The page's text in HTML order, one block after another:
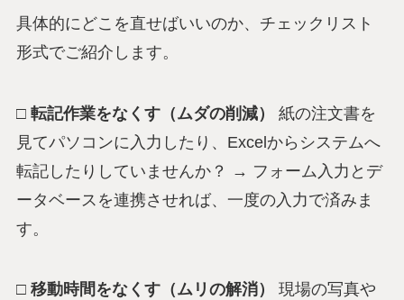
具体的にどこを直せばいいのか、チェックリスト
形式でご紹介します。
□ 転記作業をなくす（ムダの削減）
紙の注文書を
見てパソコンに入力したり、Excelからシステムへ
転記したりしていませんか？ → フォーム入力とデ
ータベースを連携させれば、一度の入力で済みま
す。
□ 移動時間をなくす（ムリの解消）
現場の写真や